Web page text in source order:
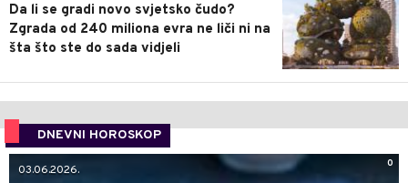
Da li se gradi novo svjetsko čudo?
Zgrada od 240 miliona evra ne liči ni na
šta što ste do sada vidjeli
DNEVNI HOROSKOP
0
03.06.2026.